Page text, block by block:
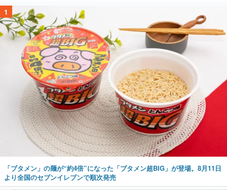
1
「ブタメン」の麺が“約4倍”になった「ブタメン超BIG」が登場。8月11日
より全国のセブンイレブンで順次発売